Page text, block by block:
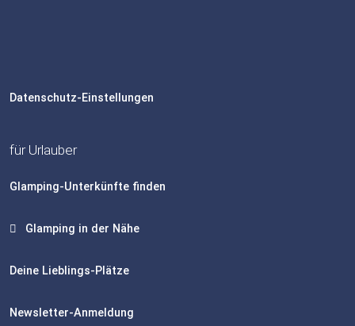
Datenschutz-Einstellungen
für Urlauber
Glamping-Unterkünfte finden
Glamping in der Nähe
Deine Lieblings-Plätze
Newsletter-Anmeldung